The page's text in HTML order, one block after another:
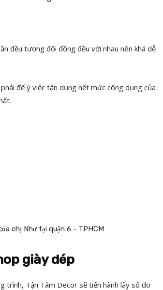
đều tương đối đồng đều với nhau nên khá dễ
để ý việc tận dụng hết mức công dụng của
giày dép
trình, Tận Tâm Decor sẽ tiến hành lấy số đo